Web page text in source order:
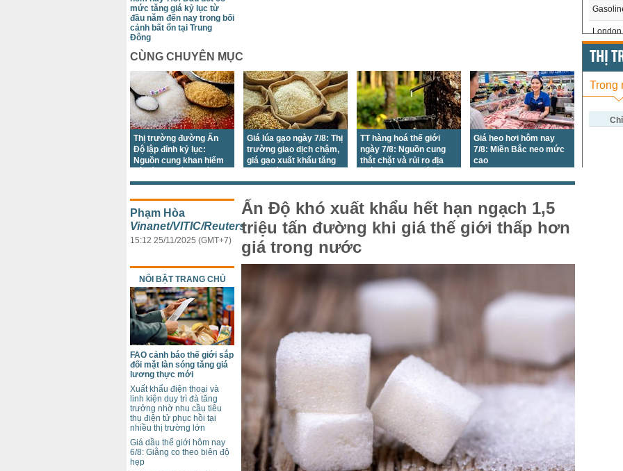
mức tăng giá kỷ lục từ
đầu năm đến nay trong bối
cảnh bất ổn tại Trung
Đông
CÙNG CHUYÊN MỤC
Thị trường đường Ấn
Độ lập đỉnh kỷ lục:
Nguồn cung khan hiếm
mùa lễ hội
Giá lúa gạo ngày 7/8: Thị
trường giao dịch chậm,
giá gạo xuất khẩu tăng
TT hàng hoá thế giới
ngày 7/8: Nguồn cung
thắt chặt và rủi ro địa
mới cho giá
Giá heo hơi hôm nay
7/8: Miền Bắc neo mức
cao
Ấn Độ khó xuất khẩu hết hạn ngạch 1,5
triệu tấn đường khi giá thế giới thấp hơn
giá trong nước
Phạm Hòa
Vinanet/VITIC/Reuters
15:12 25/11/2025 (GMT+7)
NỔI BẬT TRANG CHỦ
FAO cảnh báo thế giới sắp
đối mặt làn sóng tăng giá
lương thực mới
Xuất khẩu điện thoại và
linh kiện duy trì đà tăng
trưởng nhờ nhu cầu tiêu
thụ điện tử phục hồi tại
nhiều thị trường lớn
Giá dầu thế giới hôm nay
6/8: Giằng co theo biên độ
hẹp
London
US
US
US
THỊ
Trong